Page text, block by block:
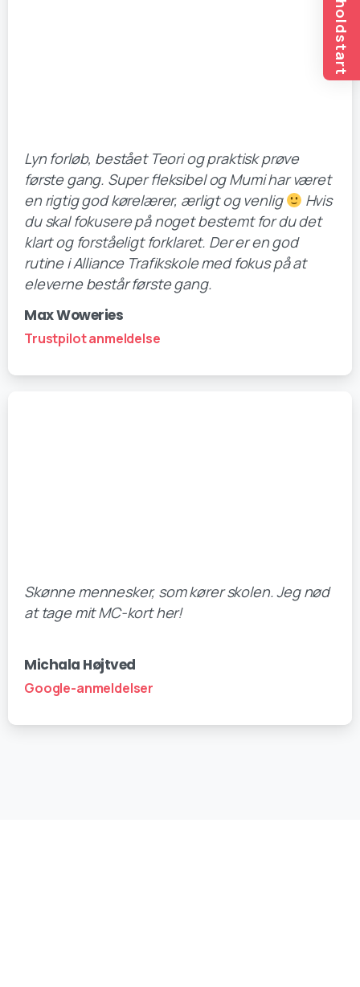
Lyn forløb, bestået Teori og praktisk prøve
første gang. Super fleksibel og Mumi har været
en rigtig god kørelærer, ærligt og venlig
Hvis
du skal fokusere på noget bestemt for du det
klart og forståeligt forklaret. Der er en god
rutine i Alliance Trafikskole med fokus på at
eleverne består første gang.
Max Woweries
Trustpilot anmeldelse
Skønne mennesker, som kører skolen. Jeg nød
at tage mit MC-kort her!
Michala Højtved
Google-anmeldelser